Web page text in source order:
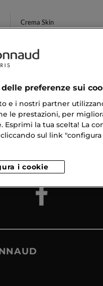
Crema Skin
Fondotinta Per Pelle Secca
Consegna Gratuita
da 35€​ in 24/48H
preferenze sui
e i nostri partner
le prestazioni, per
Esprimi la tua scelta! La
sul link
i cookie